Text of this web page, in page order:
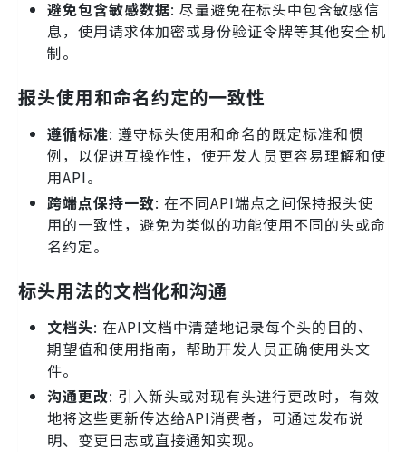
避免包含敏感数据: 尽量避免在标头中包含敏感信
息，使用请求体加密或身份验证令牌等其他安全机
制。
报头使用和命名约定的一致性
遵循标准: 遵守标头使用和命名的既定标准和惯
例，以促进互操作性，使开发人员更容易理解和使
用API。
跨端点保持一致: 在不同API端点之间保持报头使
用的一致性，避免为类似的功能使用不同的头或命
名约定。
标头用法的文档化和沟通
文档头: 在API文档中清楚地记录每个头的目的、
期望值和使用指南，帮助开发人员正确使用头文
件。
沟通更改: 引入新头或对现有头进行更改时，有效
地将这些更新传达给API消费者，可通过发布说
明、变更日志或直接通知实现。